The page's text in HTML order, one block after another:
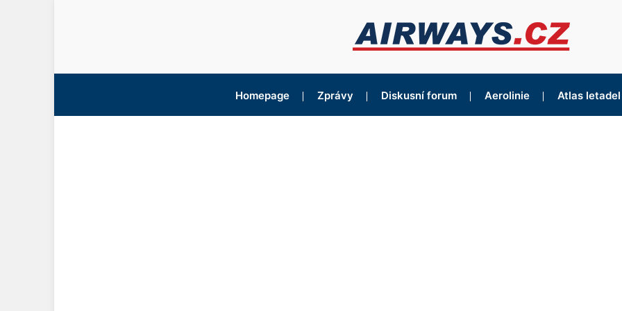
Homepage Zprávy Diskusní forum Aerolinie Atlas letadel